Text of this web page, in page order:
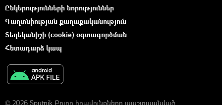
Ընկերությունների նորություններ
Գաղտնիության քաղաքականություն
Տեղեկանիշի (cookie) օգտագործման
Հետադարձ կապ
© 2026 Sputnik Բոլոր իրավունքները պաշտպանված